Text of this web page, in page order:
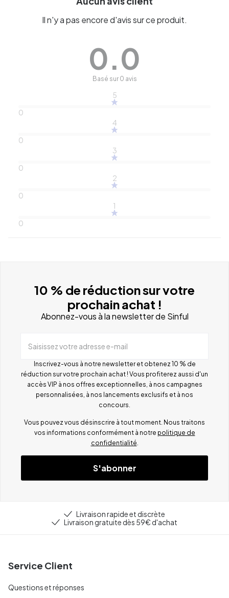
Il n'y a pas encore d'avis sur ce produit.
0.0
Basé sur 0 avis
5
0
4
0
3
0
2
0
1
0
10 % de réduction sur votre
prochain achat !
Abonnez-vous à la newsletter de Sinful
Saisissez votre adresse e-mail
Inscrivez-vous à notre newsletter et obtenez 10 % de
réduction sur votre prochain achat ! Vous profiterez aussi d'un
accès VIP à nos offres exceptionnelles, à nos campagnes
personnalisées, à nos lancements exclusifs et à nos
concours.
Vous pouvez vous désinscrire à tout moment. Nous traitons
vos informations conformément à notre politique de
confidentialité
S'abonner
Livraison rapide et discrète
Livraison gratuite dès 59€ d'achat
Service Client
Questions et réponses